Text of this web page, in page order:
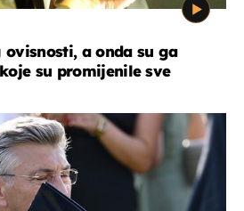
ovisnosti, a onda su ga
su promijenile sve